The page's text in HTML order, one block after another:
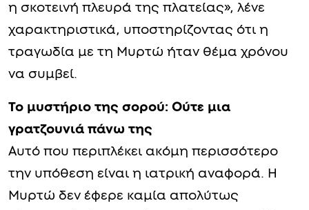
η σκοτεινή πλευρά της πλατείας», λένε
χαρακτηριστικά, υποστηρίζοντας ότι η
τραγωδία με τη Μυρτώ ήταν θέμα χρόνου
να συμβεί.
Το μυστήριο της σορού: Ούτε μια
γρατζουνιά πάνω της
Αυτό που περιπλέκει ακόμη περισσότερο
την υπόθεση είναι η ιατρική αναφορά. Η
Μυρτώ δεν έφερε καμία απολύτως